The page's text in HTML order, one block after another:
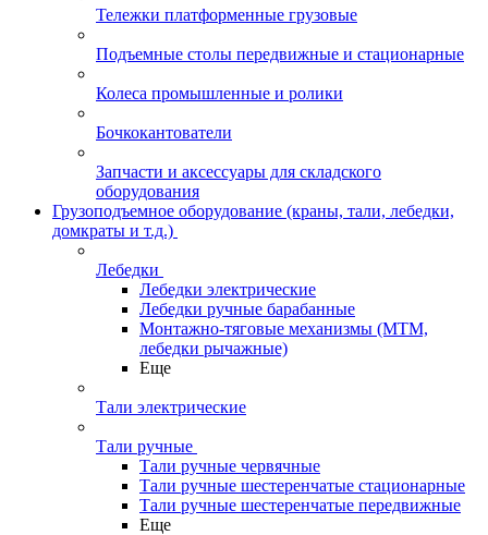
Тележки платформенные грузовые
Подъемные столы передвижные и стационарные
Колеса промышленные и ролики
Бочкокантователи
Запчасти и аксессуары для складского
оборудования
Грузоподъемное оборудование (краны, тали, лебедки,
домкраты и т.д.)
Лебедки
Лебедки электрические
Лебедки ручные барабанные
Монтажно-тяговые механизмы (МТМ,
лебедки рычажные)
Еще
Тали электрические
Тали ручные
Тали ручные червячные
Тали ручные шестеренчатые стационарные
Тали ручные шестеренчатые передвижные
Еще